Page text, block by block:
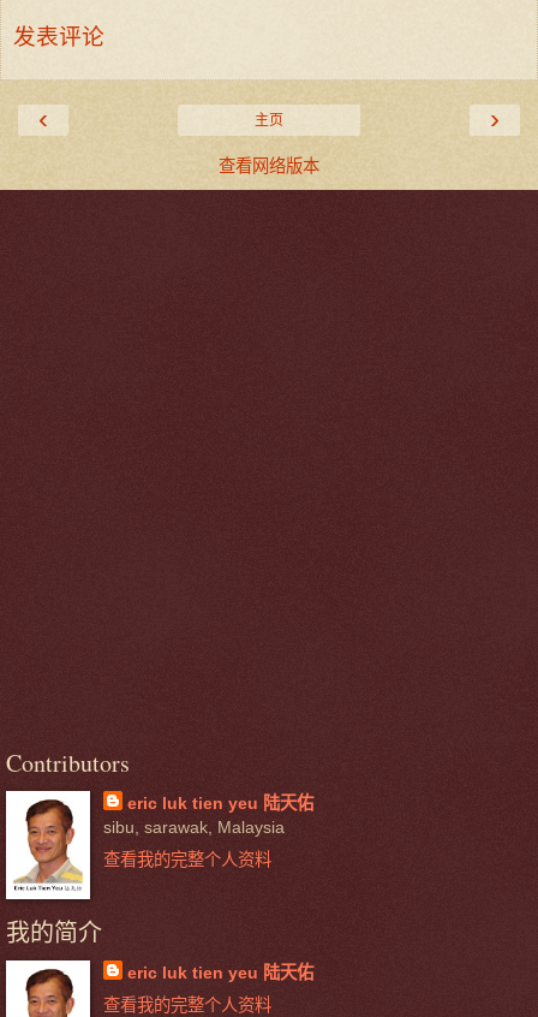
发表评论
‹ ›
主页
查看网络版本
Contributors
eric luk tien yeu 陆天佑
sibu, sarawak, Malaysia
查看我的完整个人资料
我的简介
eric luk tien yeu 陆天佑
查看我的完整个人资料